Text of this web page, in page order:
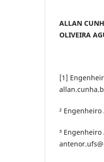
ALLAN
OLIVEIRA
[1]
²
³ Engenheiro